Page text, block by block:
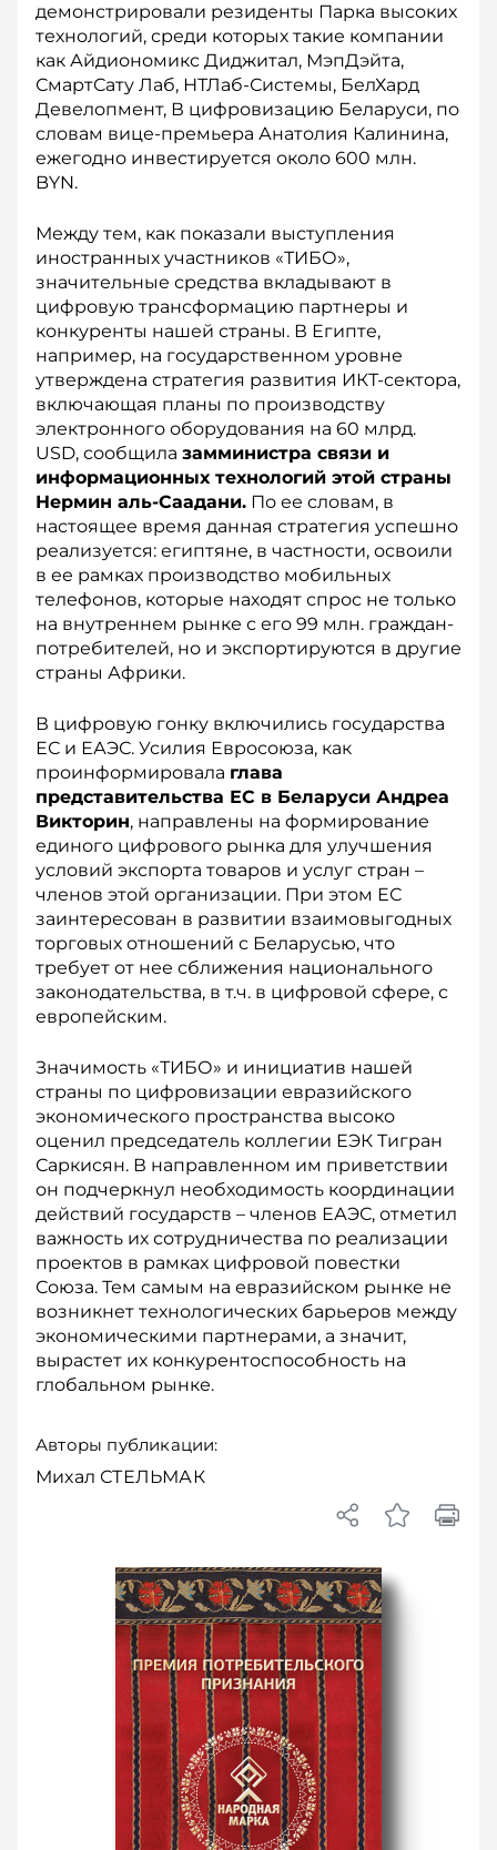
демонстрировали резиденты Парка высоких
технологий, среди которых такие компании
как Айдиономикс Диджитал, МэпДэйта,
СмартСату Лаб, НТЛаб-Системы, БелХард
Девелопмент, В цифровизацию Беларуси, по
словам вице-премьера Анатолия Калинина,
ежегодно инвестируется около 600 млн.
BYN.
Между тем, как показали выступления
иностранных участников «ТИБО»,
значительные средства вкладывают в
цифровую трансформацию партнеры и
конкуренты нашей страны. В Египте,
например, на государственном уровне
утверждена стратегия развития ИКТ-сектора,
включающая планы по производству
электронного оборудования на 60 млрд.
USD, сообщила замминистра связи и
информационных технологий этой страны
Нермин аль-Саадани. По ее словам, в
настоящее время данная стратегия успешно
реализуется: египтяне, в частности, освоили
в ее рамках производство мобильных
телефонов, которые находят спрос не только
на внутреннем рынке с его 99 млн. граждан-
потребителей, но и экспортируются в другие
страны Африки.
В цифровую гонку включились государства
ЕС и ЕАЭС. Усилия Евросоюза, как
проинформировала глава
представительства ЕС в Беларуси Андреа
Викторин, направлены на формирование
единого цифрового рынка для улучшения
условий экспорта товаров и услуг стран –
членов этой организации. При этом ЕС
заинтересован в развитии взаимовыгодных
торговых отношений с Беларусью, что
требует от нее сближения национального
законодательства, в т.ч. в цифровой сфере, с
европейским.
Значимость «ТИБО» и инициатив нашей
страны по цифровизации евразийского
экономического пространства высоко
оценил председатель коллегии ЕЭК Тигран
Саркисян. В направленном им приветствии
он подчеркнул необходимость координации
действий государств – членов ЕАЭС, отметил
важность их сотрудничества по реализации
проектов в рамках цифровой повестки
Союза. Тем самым на евразийском рынке не
возникнет технологических барьеров между
экономическими партнерами, а значит,
вырастет их конкурентоспособность на
глобальном рынке.
Авторы публикации:
Михал СТЕЛЬМАК